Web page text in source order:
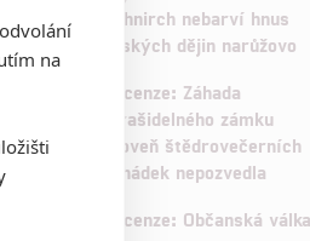
Schnirch nebarví hnus
českých dějin narůžovo
Recenze: Záhada
strašidelného zámku
úroveň štědrovečerních
pohádek nepozvedla
Recenze: Občanská válka
na